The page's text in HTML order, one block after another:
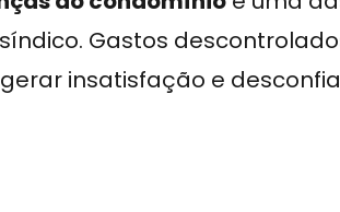
Gastos
insatisfação e